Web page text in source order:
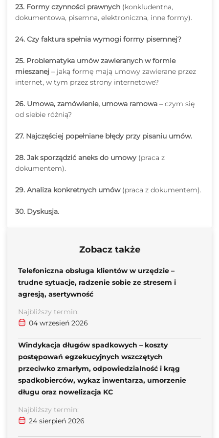
23. Formy czynności prawnych (konkludentna,
dokumentowa, pisemna, elektroniczna, inne formy).
24. Czy faktura spełnia wymogi formy pisemnej?
25. Problematyka umów zawieranych w formie
mieszanej – jaką formę mają umowy zawierane przez
internet, w tym przez strony internetowe?
26. Umowa, zamówienie, umowa ramowa – czym się
od siebie różnią?
27. Najczęściej popełniane błędy przy pisaniu umów.
28. Jak sporządzić aneks do umowy (praca z
dokumentem).
29. Analiza konkretnych umów (praca z dokumentem).
30. Dyskusja.
Zobacz także
Telefoniczna obsługa klientów w urzędzie –
trudne sytuacje, radzenie sobie ze stresem i
agresją, asertywność
Najbliższy termin:
04 wrzesień 2026
Windykacja długów spadkowych – koszty
postępowań egzekucyjnych wszczętych
przeciwko zmarłym, odpowiedzialność i krąg
spadkobierców, wykaz inwentarza, umorzenie
długu oraz nowelizacja KC
Najbliższy termin:
24 sierpień 2026